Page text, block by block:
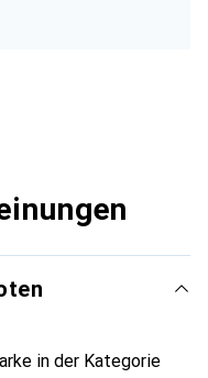
in der Kategorie